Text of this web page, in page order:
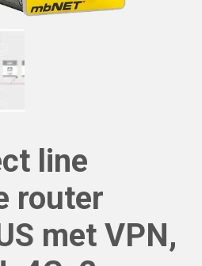
line
router
met VPN,